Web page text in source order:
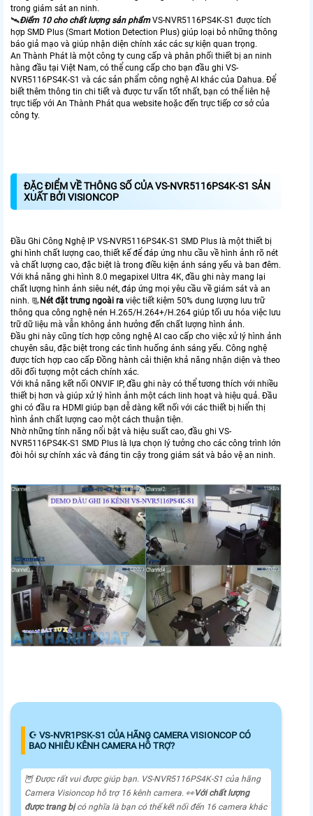
trong giám sát an ninh.
🛰Điểm 10 cho chất lượng sản phẩmVS-NVR5116PS4K-S1 được tích
hợp SMD Plus (Smart Motion Detection Plus) giúp loại bỏ những thông
báo giả mạo và giúp nhận diện chính xác các sự kiện quan trọng.
An Thành Phát là một công ty cung cấp và phân phối thiết bị an ninh
hàng đầu tại Việt Nam, có thể cung cấp cho bạn đầu ghi VS-
NVR5116PS4K-S1 và các sản phẩm công nghệ AI khác của Dahua. Để
biết thêm thông tin chi tiết và được tư vấn tốt nhất, bạn có thể liên hệ
trực tiếp với An Thành Phát qua website hoặc đến trực tiếp cơ sở của
công ty.
ĐẶC ĐIỂM VỀ THÔNG SỐ CỦA VS-NVR5116PS4K-S1 SẢN
XUẤT BỞI VISIONCOP
Đầu Ghi Công Nghệ IP VS-NVR5116PS4K-S1 SMD Plus là một thiết bị
ghi hình chất lượng cao, thiết kế để đáp ứng nhu cầu về hình ảnh rõ nét
và chất lượng cao, đặc biệt là trong điều kiện ánh sáng yếu và ban đêm.
Với khả năng ghi hình 8.0 megapixel Ultra 4K, đầu ghi này mang lại
chất lượng hình ảnh siêu nét, đáp ứng mọi yêu cầu về giám sát và an
ninh. 📃Nét đặt trưng ngoài ra việc tiết kiệm 50% dung lượng lưu trữ
thông qua công nghệ nén H.265/H.264+/H.264 giúp tối ưu hóa việc lưu
trữ dữ liệu mà vẫn không ảnh hưởng đến chất lượng hình ảnh.
Đầu ghi này cũng tích hợp công nghệ AI cao cấp cho việc xử lý hình ảnh
chuyên sâu, đặc biệt trong các tình huống ánh sáng yếu. Công nghệ
được tích hợp cao cấp Đồng hành cải thiện khả năng nhận diện và theo
dõi đối tượng một cách chính xác.
Với khả năng kết nối ONVIF IP, đầu ghi này có thể tương thích với nhiều
thiết bị hơn và giúp xử lý hình ảnh một cách linh hoạt và hiệu quả. Đầu
ghi có đầu ra HDMI giúp bạn dễ dàng kết nối với các thiết bị hiển thị
hình ảnh chất lượng cao một cách thuận tiện.
Nhờ những tính năng nổi bật và hiệu suất cao, đầu ghi VS-
NVR5116PS4K-S1 SMD Plus là lựa chọn lý tưởng cho các công trình lớn
đòi hỏi sự chính xác và đáng tin cậy trong giám sát và bảo vệ an ninh.
☪ VS-NVR1PSK-S1 CỦA HÃNG CAMERA VISIONCOP CÓ
BAO NHIÊU KÊNH CAMERA HỖ TRỢ?
🦉 Được rất vui được giúp bạn. VS-NVR5116PS4K-S1 của hãng
Camera Visioncop hỗ trợ 16 kênh camera. ️👀Với chất lượng
được trang bịcó nghĩa là bạn có thể kết nối đến 16 camera khác